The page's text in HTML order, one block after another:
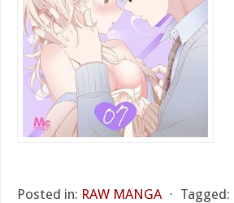
Posted in: RAW MANGA ⋅ Tagged: